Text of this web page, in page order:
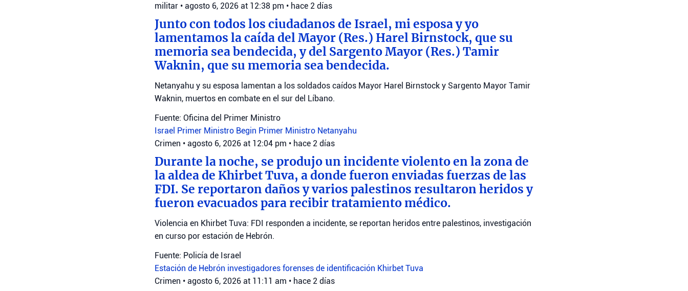
militar • agosto 6, 2026 at 12:38 pm • hace 2 días
Junto con todos los ciudadanos de Israel, mi esposa y yo
lamentamos la caída del Mayor (Res.) Harel Birnstock, que su
memoria sea bendecida, y del Sargento Mayor (Res.) Tamir
Waknin, que su memoria sea bendecida.
Netanyahu y su esposa lamentan a los soldados caídos Mayor Harel Birnstock y Sargento Mayor Tamir
Waknin, muertos en combate en el sur del Líbano.
Fuente: Oficina del Primer Ministro
Israel Primer Ministro Begin Primer Ministro Netanyahu
Crimen • agosto 6, 2026 at 12:04 pm • hace 2 días
Durante la noche, se produjo un incidente violento en la zona de
la aldea de Khirbet Tuva, a donde fueron enviadas fuerzas de las
FDI. Se reportaron daños y varios palestinos resultaron heridos y
fueron evacuados para recibir tratamiento médico.
Violencia en Khirbet Tuva: FDI responden a incidente, se reportan heridos entre palestinos, investigación
en curso por estación de Hebrón.
Fuente: Policía de Israel
Estación de Hebrón investigadores forenses de identificación Khirbet Tuva
Crimen • agosto 6, 2026 at 11:11 am • hace 2 días